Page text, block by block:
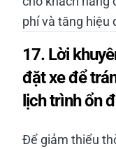
phí và tăng hiệu
17. Lời
đặt xe để
lịch trình ổn
Để giảm thiểu